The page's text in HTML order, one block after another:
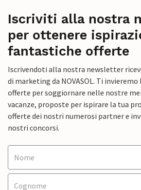
Iscriviti alla nostra
per ottenere
fantastiche offerte
Iscrivendoti alla nostra newsletter
di marketing da NOVASOL. Ti
offerte per soggiornare nelle nostre
vacanze, proposte per ispirare la tua
offerte dei nostri numerosi partner e
nostri concorsi.